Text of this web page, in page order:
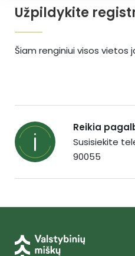
Užpildykite
Šiam renginiui visos vietos
Reikia
Susisiekite
90055